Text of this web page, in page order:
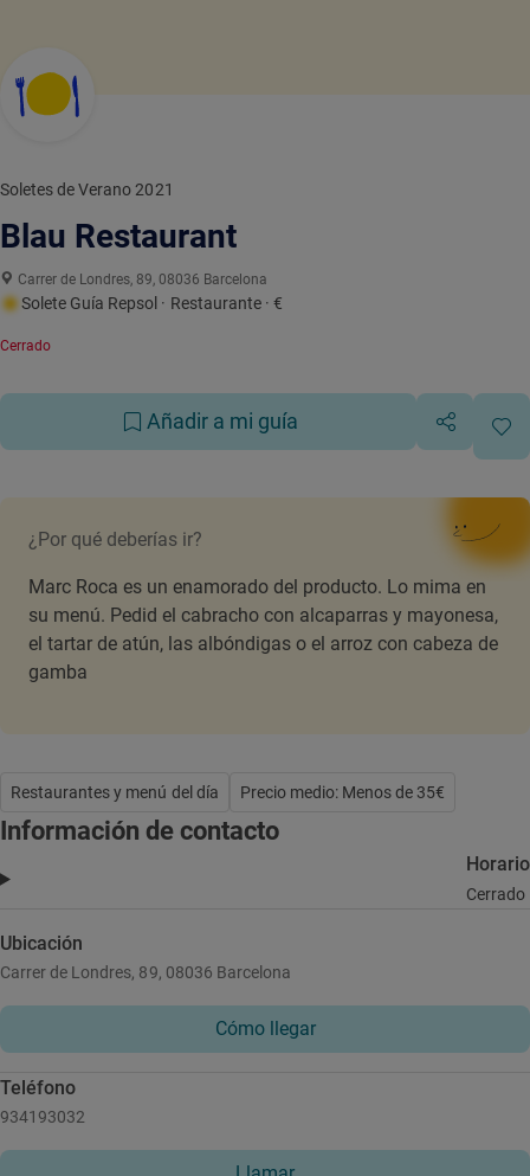
Soletes de Verano 2021
Blau Restaurant
Carrer de Londres, 89, 08036 Barcelona
Solete Guía Repsol · Restaurante · €
Cerrado
Añadir a mi guía
¿Por qué deberías ir?
Marc Roca es un enamorado del producto. Lo mima en
su menú. Pedid el cabracho con alcaparras y mayonesa,
el tartar de atún, las albóndigas o el arroz con cabeza de
gamba
Restaurantes y menú del día Precio medio: Menos de 35€
Información de contacto
Horario
Cerrado
Ubicación
Carrer de Londres, 89, 08036 Barcelona
Cómo llegar
Teléfono
934193032